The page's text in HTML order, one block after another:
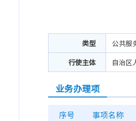
类型
公共服
行使主体
自治区
业务办理项
序号 事项名称